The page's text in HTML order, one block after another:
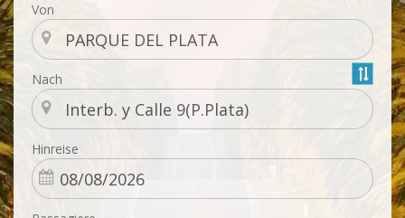
Von
Nach
Hinreise